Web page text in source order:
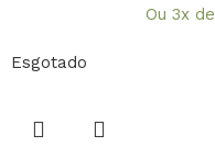
Ou 3x de
Esgotado